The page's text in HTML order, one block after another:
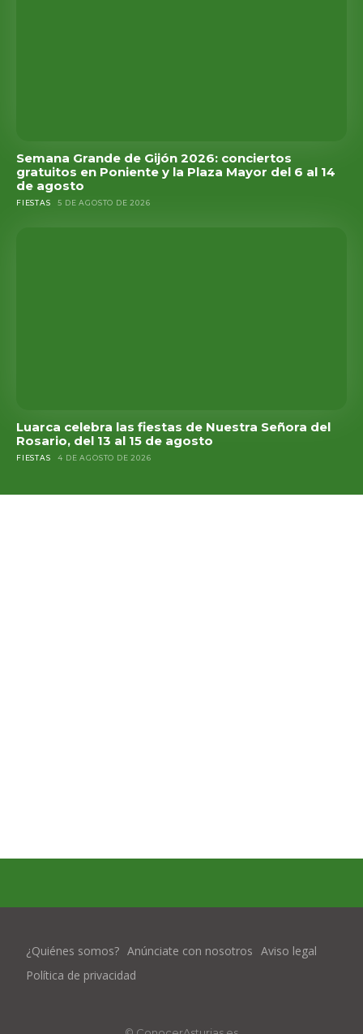
Semana Grande de Gijón 2026: conciertos
gratuitos en Poniente y la Plaza Mayor del 6 al 14
de agosto
FIESTAS 5 DE AGOSTO DE 2026
Luarca celebra las fiestas de Nuestra Señora del
Rosario, del 13 al 15 de agosto
FIESTAS 4 DE AGOSTO DE 2026
¿Quiénes somos? Anúnciate con nosotros Aviso legal
Política de privacidad